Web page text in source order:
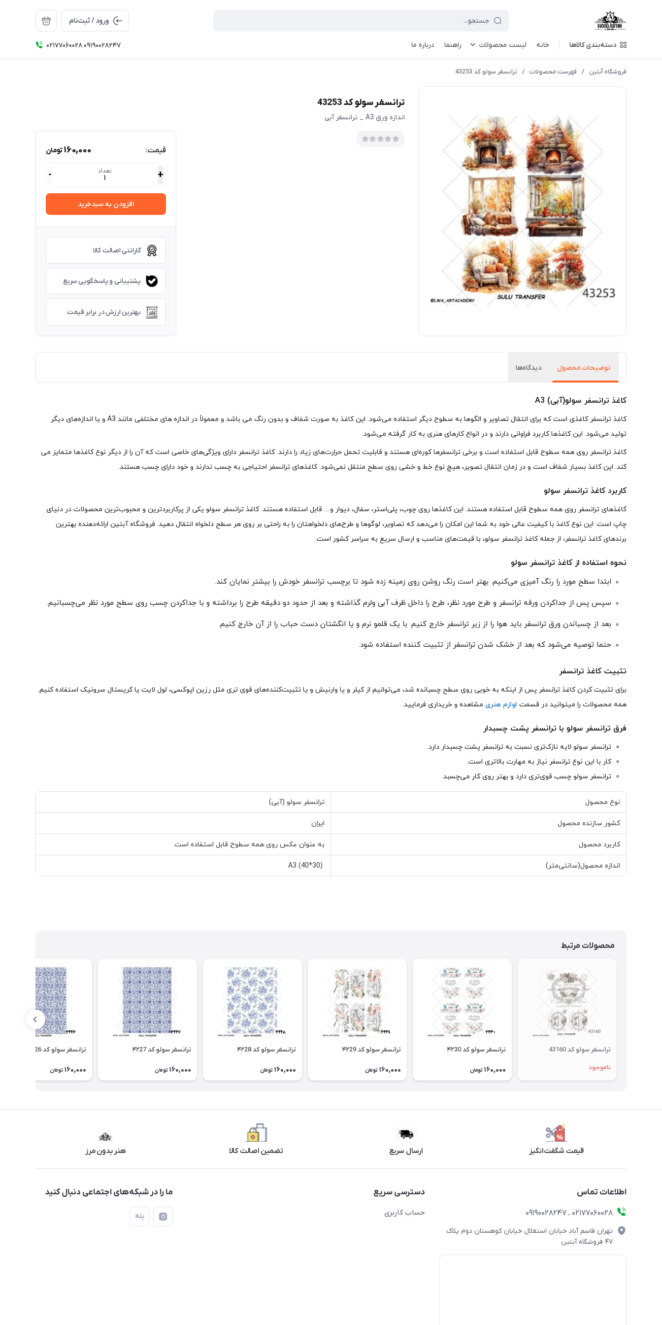
ورود / ثبت‌نام
دسته‌بندی کالاها خانه لیست محصولات راهنما درباره ما ۰۲۱۷۷۰۶۰۰۲۸ ۰۹۱۹۰۰۲۸۲۴۷
فروشگاه آبتین / فهرست محصولات / ترانسفر سولو کد 43253
ترانسفر سولو کد 43253
اندازه ورق A3 _ ترانسفر آبی
قیمت: 160,000تومان
+ تعداد
1
-
افزودن به سبدخرید
گارانتی اصالت کالا
پشتیبانی و پاسخگویی سریع
بهترین ارزش در برابر قیمت
توضیحات محصول دیدگاه‌ها
کاغذ ترانسفر سولو(آبی) A3
کاغذ ترانسفر کاغذی است که برای انتقال تصاویر و الگوها به سطوح دیگر استفاده می‌شود. این کاغذ به صورت شفاف و بدون رنگ می باشد و معمولاً در اندازه های مختلفی مانند A3 و یا اندازه‌های دیگر
تولید می‌شود. این کاغذها کاربرد فراوانی دارند و در انواع کارهای هنری به کار گرفته می‌شود.
کاغذ ترانسفر روی همه سطوح قابل استفاده است و برخی ترانسفرها کوره‌ای هستند و قابلیت تحمل حرارت‌های زیاد را دارند. کاغذ ترانسفر دارای ویژگی‌های خاصی است که آن را از دیگر نوع کاغذها متمایز می
کند. این کاغذ بسیار شفاف است و در زمان انتقال تصویر، هیچ نوع خط و خشی روی سطح منتقل نمی‌شود. کاغذهای ترانسفر احتیاجی به چسب ندارند و خود دارای چسب هستند.
کاربرد کاغذ ترانسفر سولو
کاغذهای ترانسفر روی همه سطوح قابل استفاده هستند. این کاغذها روی چوب، پلی‌استر، سفال، دیوار و.... قابل استفاده هستند. کاغذ ترانسفر سولو یکی از پرکاربردترین و محبوب‌ترین محصولات در دنیای
چاپ است. این نوع کاغذ با کیفیت عالی خود به شما این امکان را می‌دهد که تصاویر، لوگوها و طرح‌های دلخواهتان را به راحتی بر روی هر سطح دلخواه انتقال دهید. فروشگاه آبتین ارائه‌دهنده بهترین
برندهای کاغذ ترانسفر، از جمله کاغذ ترانسفر سولو، با قیمت‌های مناسب و ارسال سریع به سراسر کشور است.
نحوه استفاده از کاغذ ترانسفر سولو
ابتدا سطح مورد را رنگ آمیزی می‌کنیم. بهتر است رنگ روشن روی زمینه زده شود تا برچسب ترانسفر خودش را بیشتر نمایان کند.
سپس پس از جداکردن ورقه ترانسفر و طرح مورد نظر، طرح‌ را داخل ظرف آبی ولرم گذاشته و بعد از حدود دو دقیقه طرح را برداشته و با جداکردن چسب روی سطح مورد نظر می‌چسبانیم.
بعد از چسباندن ورق ترانسفر باید هوا را از زیر ترانسفر خارج کنیم. با یک قلمو نرم و یا انگشتان دست حباب را از آن خارج کنیم.
حتما توصیه می‌شود که بعد از خشک شدن ترانسفر از تثبیت کننده استفاده شود.
تثبیت کاغذ ترانسفر
برای تثبیت کردن کاغذ ترانسفر پس از اینکه به خوبی روی سطح چسبانده شد، می‌توانیم از کیلر و یا وارنیش و یا تثبیت‌کننده‌های قوی تری مثل رزین اپوکسی، لول لایت یا کریستال سرونیک استفاده کنیم.
همه محصولات را میتوانید در قسمت لوازم هنری مشاهده و خریداری فرمایید.
فرق ترانسفر سولو با ترانسفر پشت چسبدار
ترانسفر سولو لایه نازک‌تری نسبت به ترانسفر پشت چسبدار دارد.
کار با این نوع ترانسفر نیاز به مهارت بالاتری است.
ترانسفر سولو چسب قوی‌تری دارد و بهتر روی کار می‌چسبد.
نوع محصول ترانسفر سولو (آبی)
کشور سازنده محصول ایران
کاربرد محصول به عنوان عکس روی همه سطوح قابل استفاده است
اندازه محصول(سانتی‌متر)
محصولات مرتبط
ترانسفر سولو کد 43160
ناموجود
ترانسفر سولو کد ۴۲30
160,000 تومان
ترانسفر سولو کد ۴۲29
160,000 تومان
ترانسفر سولو کد ۴۲28
160,000 تومان
ترانسفر سولو کد ۴۲27
160,000 تومان
ترانسفر سولو کد ۴۲26
160,000 تومان
قیمت شگفت‌انگیز ارسال سریع تضمین اصالت کالا هنر بدون مرز
اطلاعات تماس
۰۲۱۷۷۰۶۰۰۲۸ ـ ۰۹۱۹۰۰۲۸۲۴۷
تهران قاسم آباد خیابان استقلال خیابان کوهستان دوم پلاک
۴۷ فروشگاه آبتین
دسترسی سریع
حساب کاربری
ما را در شبکه‌های اجتماعی دنبال کنید
بله